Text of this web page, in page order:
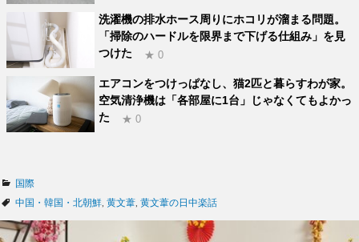
洗濯機の排水ホース周りにホコリが溜まる問題。
「掃除のハードルを限界まで下げる仕組み」を見
つけた
★ 0
エアコンをつけっぱなし、猫2匹と暮らすわが家。
空気清浄機は「各部屋に1台」じゃなくてもよかっ
た
★ 0
カ
テ
リ
国際
タ
中国・韓国・北朝鮮 黄文葦 黄文葦の日中楽話